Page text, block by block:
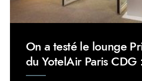
On a testé le lounge
du YotelAir Paris CDG